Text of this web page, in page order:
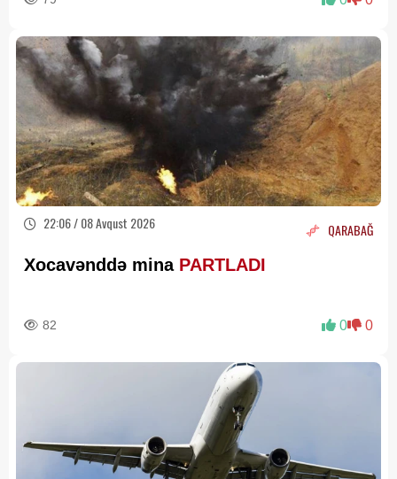
22:06 / 08 Avqust 2026 QARABAĞ
Xocavənddə mina PARTLADI
82 0 0